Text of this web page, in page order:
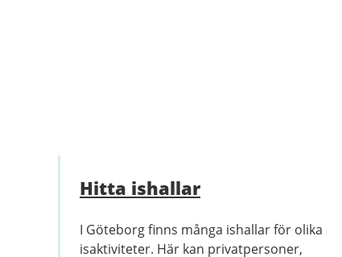
Hitta ishallar
I Göteborg finns många ishallar för olika
isaktiviteter. Här kan privatpersoner,